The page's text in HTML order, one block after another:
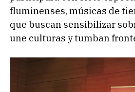
fluminenses, músicas de
que buscan sensibilizar
une culturas y tumban